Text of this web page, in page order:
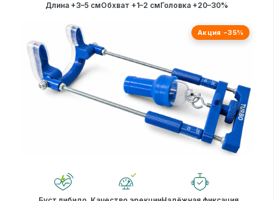
Длина +3–5 смОбхват +1–2 смГоловка +20–30%
Акция −35%